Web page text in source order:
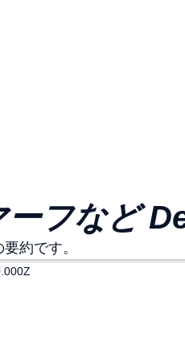
フなど
約です。